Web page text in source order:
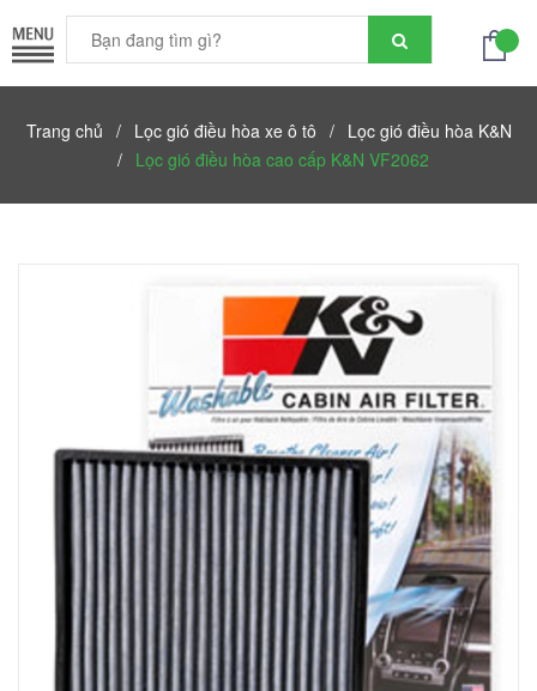
Trang chủ / Lọc gió điều hòa xe ô tô / Lọc gió điều hòa K&N
/ Lọc gió điều hòa cao cấp K&N VF2062